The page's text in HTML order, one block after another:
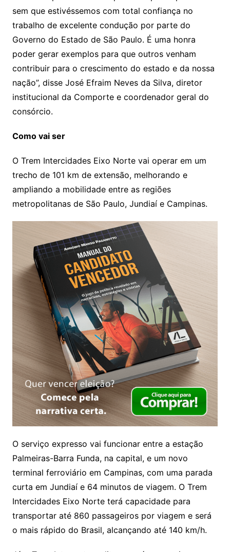
sem que estivéssemos com total confiança no
trabalho de excelente condução por parte do
Governo do Estado de São Paulo. É uma honra
poder gerar exemplos para que outros venham
contribuir para o crescimento do estado e da nossa
nação”, disse José Efraim Neves da Silva, diretor
institucional da Comporte e coordenador geral do
consórcio.
Como vai ser
O Trem Intercidades Eixo Norte vai operar em um
trecho de 101 km de extensão, melhorando e
ampliando a mobilidade entre as regiões
metropolitanas de São Paulo, Jundiaí e Campinas.
O serviço expresso vai funcionar entre a estação
Palmeiras-Barra Funda, na capital, e um novo
terminal ferroviário em Campinas, com uma parada
curta em Jundiaí e 64 minutos de viagem. O Trem
Intercidades Eixo Norte terá capacidade para
transportar até 860 passageiros por viagem e será
o mais rápido do Brasil, alcançando até 140 km/h.